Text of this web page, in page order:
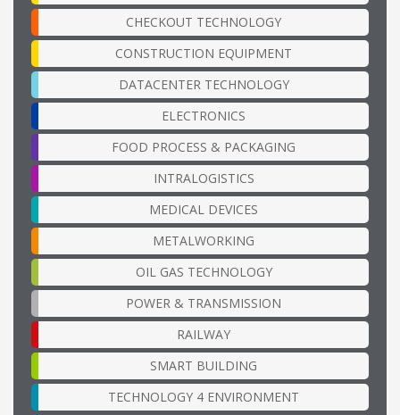
CHECKOUT TECHNOLOGY
CONSTRUCTION EQUIPMENT
DATACENTER TECHNOLOGY
ELECTRONICS
FOOD PROCESS & PACKAGING
INTRALOGISTICS
MEDICAL DEVICES
METALWORKING
OIL GAS TECHNOLOGY
POWER & TRANSMISSION
RAILWAY
SMART BUILDING
TECHNOLOGY 4 ENVIRONMENT